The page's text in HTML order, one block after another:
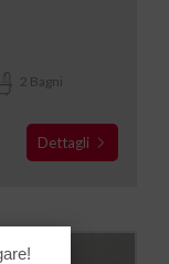
2 Bagni
Dettagli